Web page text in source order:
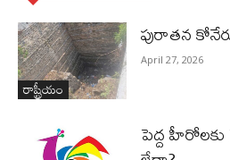
రాష్ట్రీయం
పురాత‌న
April 27, 2026
పెద్ద హీరోల‌కు